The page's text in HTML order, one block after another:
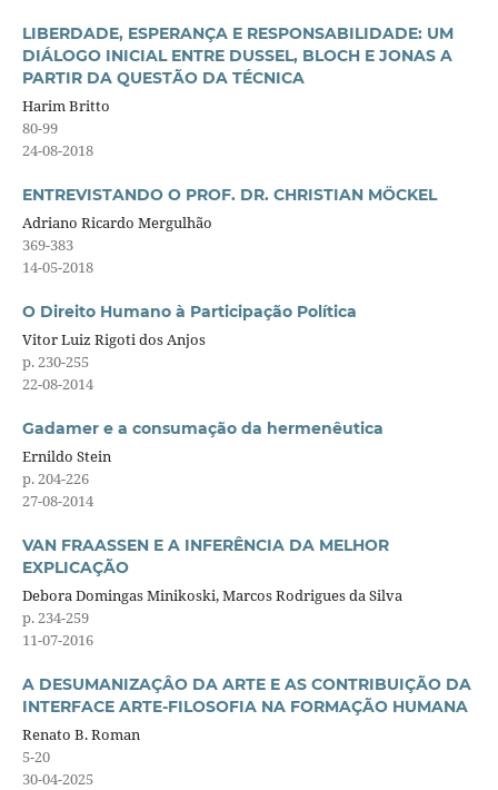
LIBERDADE, ESPERANÇA E RESPONSABILIDADE: UM
DIÁLOGO INICIAL ENTRE DUSSEL, BLOCH E JONAS A
PARTIR DA QUESTÃO DA TÉCNICA
Harim Britto
80-99
24-08-2018
ENTREVISTANDO O PROF. DR. CHRISTIAN MÖCKEL
Adriano Ricardo Mergulhão
369-383
14-05-2018
O Direito Humano à Participação Política
Vitor Luiz Rigoti dos Anjos
p. 230-255
22-08-2014
Gadamer e a consumação da hermenêutica
Ernildo Stein
p. 204-226
27-08-2014
VAN FRAASSEN E A INFERÊNCIA DA MELHOR
EXPLICAÇÃO
Debora Domingas Minikoski, Marcos Rodrigues da Silva
p. 234-259
11-07-2016
A DESUMANIZAÇÂO DA ARTE E AS CONTRIBUIÇÃO DA
INTERFACE ARTE-FILOSOFIA NA FORMAÇÃO HUMANA
Renato B. Roman
5-20
30-04-2025